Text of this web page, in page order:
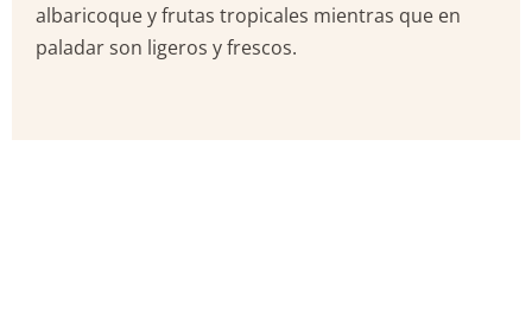
albaricoque y frutas tropicales mientras que en
paladar son ligeros y frescos.